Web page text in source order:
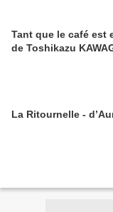
Tant que le café est
de Toshikazu
La Ritournelle -